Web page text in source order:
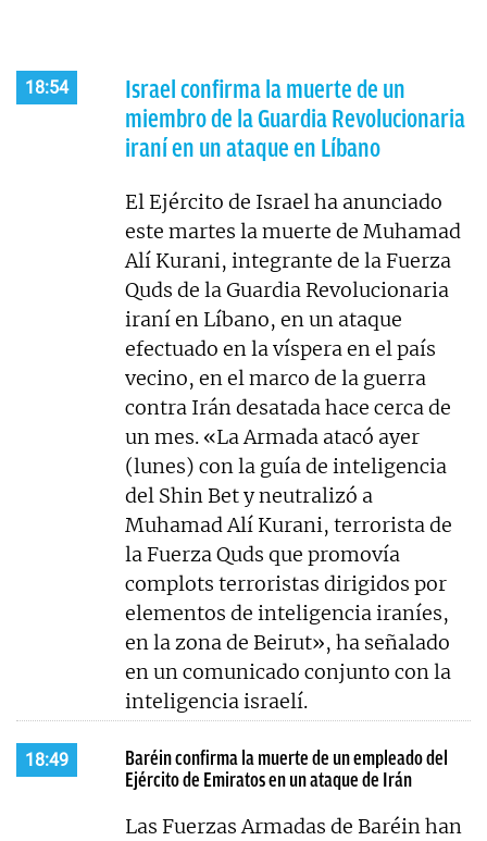
18:54
Israel confirma la muerte de un
miembro de la Guardia Revolucionaria
iraní en un ataque en Líbano
El Ejército de Israel ha anunciado
este martes la muerte de Muhamad
Alí Kurani, integrante de la Fuerza
Quds de la Guardia Revolucionaria
iraní en Líbano, en un ataque
efectuado en la víspera en el país
vecino, en el marco de la guerra
contra Irán desatada hace cerca de
un mes. «La Armada atacó ayer
(lunes) con la guía de inteligencia
del Shin Bet y neutralizó a
Muhamad Alí Kurani, terrorista de
la Fuerza Quds que promovía
complots terroristas dirigidos por
elementos de inteligencia iraníes,
en la zona de Beirut», ha señalado
en un comunicado conjunto con la
inteligencia israelí.
18:49
Baréin confirma la muerte de un empleado del
Ejército de Emiratos en un ataque de Irán
Las Fuerzas Armadas de Baréin han